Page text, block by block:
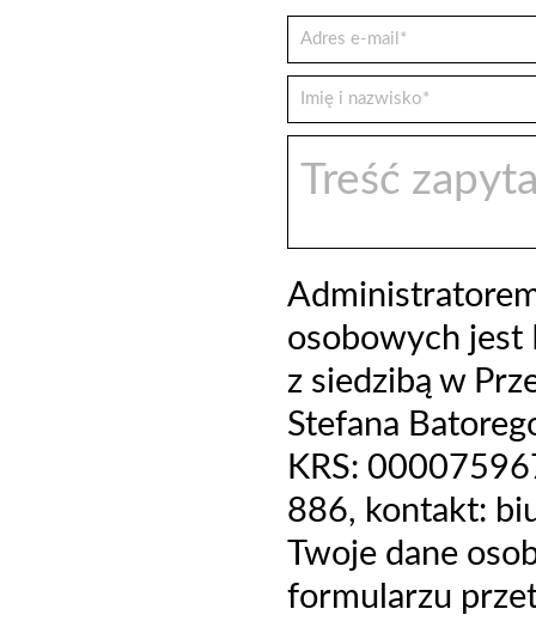
osobowych jest
z siedzibą w
Stefana
KRS:
886, kontakt:
Twoje dane
formularzu